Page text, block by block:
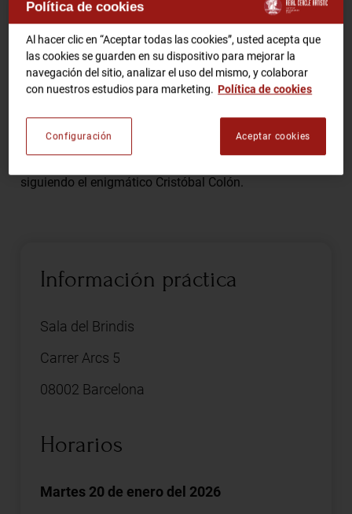
RCA TV
RCA TEATRO
Gastronomic Experience 360º
Entradas Eventos
Comparte
Descubre la historia nunca explicada de la epopeya que
cambió el mundo en 1492. Una narración sobre
siguiendo el enigmático Cristóbal Colón.
Información práctica
Sala del Brindis
Carrer Arcs 5
08002 Barcelona
Horarios
Martes 20 de enero del 2026
Política de cookies
Al hacer clic en “Aceptar todas las cookies”, usted acepta que
las cookies se guarden en su dispositivo para mejorar la
navegación del sitio, analizar el uso del mismo, y colaborar
con nuestros estudios para marketing. Política de cookies
Aceptar cookies
Configuración